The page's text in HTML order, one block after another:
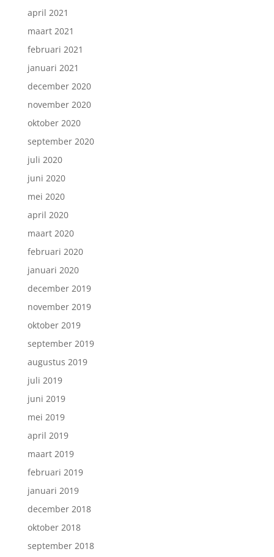
april 2021
maart 2021
februari 2021
januari 2021
december 2020
november 2020
oktober 2020
september 2020
juli 2020
juni 2020
mei 2020
april 2020
maart 2020
februari 2020
januari 2020
december 2019
november 2019
oktober 2019
september 2019
augustus 2019
juli 2019
juni 2019
mei 2019
april 2019
maart 2019
februari 2019
januari 2019
december 2018
oktober 2018
september 2018